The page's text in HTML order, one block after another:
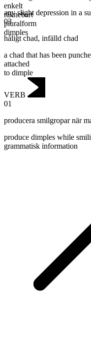
enkelt
räknebart
pluralform
dimples
any slight depression in a
03
håligt chad, infälld chad
a chad that has been
attached
to dimple
VERB
01
producera smilgropar när
produce dimples while
grammatisk information